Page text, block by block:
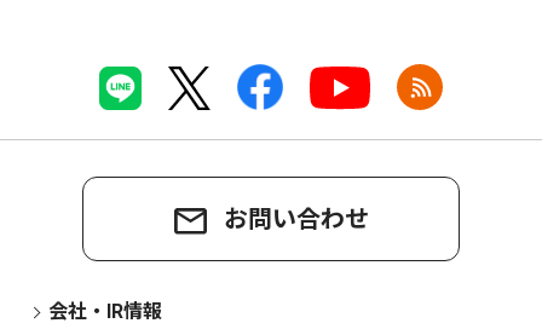
お問い合わせ
会社・IR情報